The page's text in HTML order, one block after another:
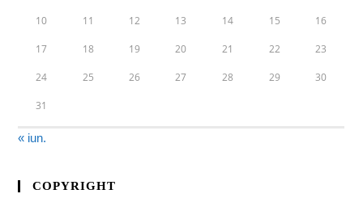
10 11 12 13 14 15 16
17 18 19 20 21 22 23
24 25 26 27 28 29 30
31
« iun.
COPYRIGHT